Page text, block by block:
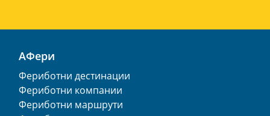
АФери
Фериботни дестинации
Фериботни компании
Фериботни маршрути